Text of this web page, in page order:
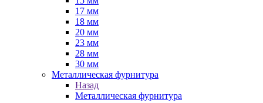
17 мм
18 мм
20 мм
23 мм
28 мм
30 мм
Металлическая фурнитура
Назад
Металлическая фурнитура